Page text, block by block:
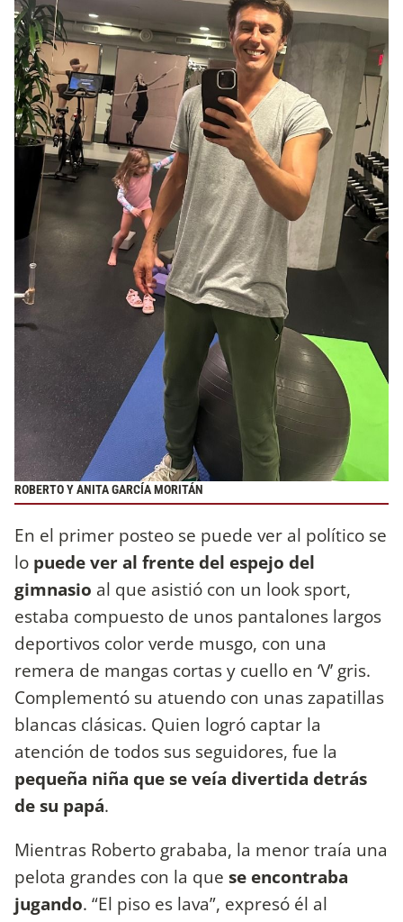
ROBERTO Y ANITA GARCÍA MORITÁN
En el primer posteo se puede ver al político se
lo puede ver al frente del espejo del
gimnasio al que asistió con un look sport,
estaba compuesto de unos pantalones largos
deportivos color verde musgo, con una
remera de mangas cortas y cuello en ‘V’ gris.
Complementó su atuendo con unas zapatillas
blancas clásicas. Quien logró captar la
atención de todos sus seguidores, fue la
pequeña niña que se veía divertida detrás
de su papá.
Mientras Roberto grababa, la menor traía una
pelota grandes con la que se encontraba
jugando. “El piso es lava”, expresó él al